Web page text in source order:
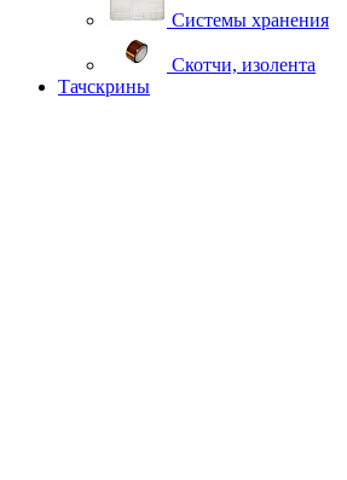
Системы хранения
Скотчи, изолента
Тачскрины